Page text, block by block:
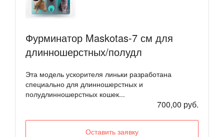
Фурминатор Maskotas-7 см для
длинношерстных/полудл
Эта модель ускорителя линьки разработана
специально для длинношерстных и
полудлинношерстных кошек...
700,00 руб.
Оставить заявку